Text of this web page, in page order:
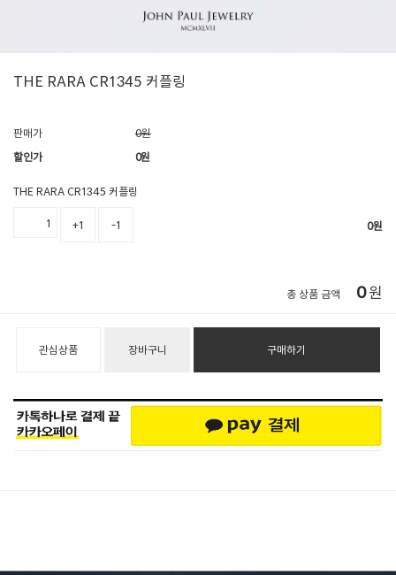
THE RARA CR1345 커플링
판매가 0원
할인가 0원
THE RARA CR1345 커플링
+1 -1 0원
총 상품 금액 0원
관심상품 장바구니 구매하기